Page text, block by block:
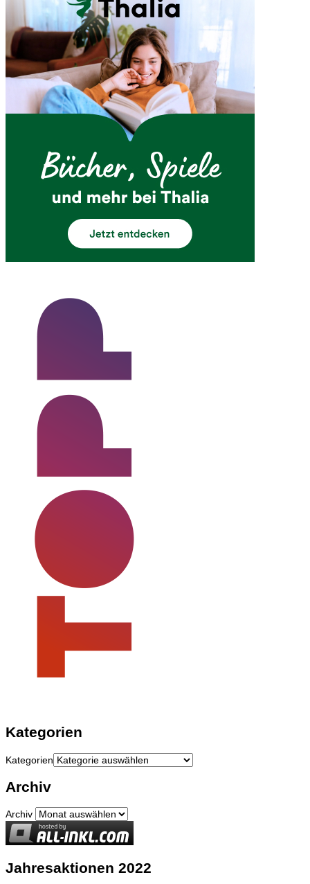
Kategorien
Kategorien
Archiv
Archiv
Jahresaktionen 2022